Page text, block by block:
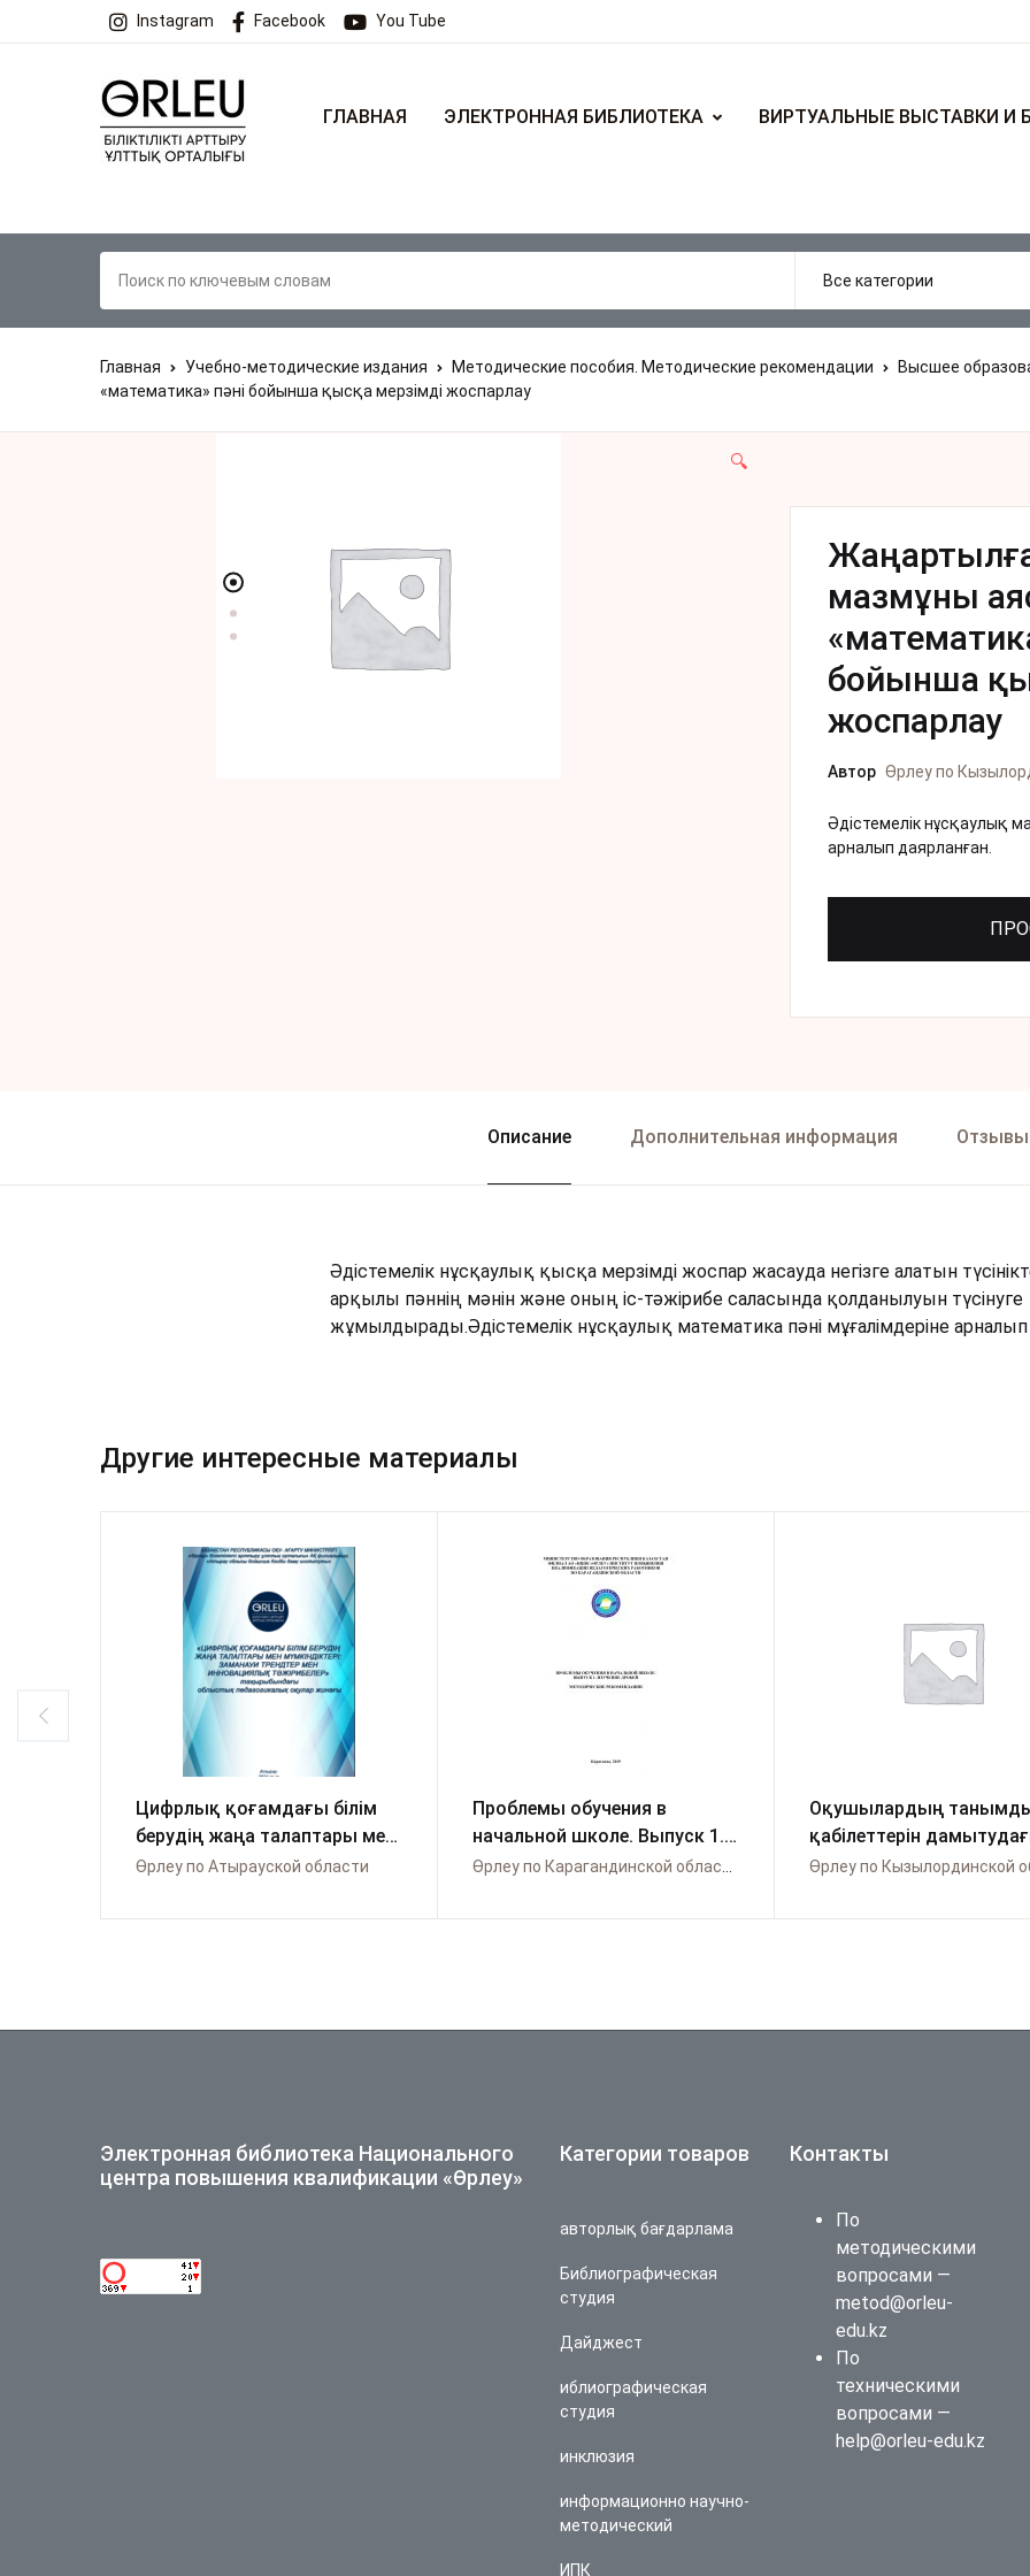
Instagram Facebook You Tube
ГЛАВНАЯ ЭЛЕКТРОННАЯ БИБЛИОТЕКА ВИРТУАЛЬНЫЕ ВЫСТАВКИ И
Главная Учебно-методические издания Методические пособия. Методические рекомендации Высшее
«математика» пәні бойынша қысқа мерзімді жоспарлау
🔍
мазмұны
бойынша
жоспарлау
Автор Өрлеу по
Әдістемелік нұсқаулық
арналып даярланған.
Описание Дополнительная информация Отзывы
Әдістемелік нұсқаулық қысқа мерзімді жоспар жасауда негізге алатын
арқылы пәннің мәнін және оның іс-тәжірибе саласында қолданылуын түсінуге
жұмылдырады.Әдістемелік нұсқаулық математика пәні мұғалімдеріне арналып
Другие интересные материалы
Цифрлық қоғамдағы білім
берудің жаңа талаптары мен
мүмкіндіктері: заманауи
Өрлеу по Атырауской области
Проблемы обучения в
начальной школе. Выпуск 1.
Изучение дробей
Оқушылардың
қабілеттерін
тапсырмалардың
Электронная библиотека Национального
центра повышения квалификации «Өрлеу»
Категории товаров
авторлық бағдарлама
Библиографическая
студия
Дайджест
иблиографическая
студия
инклюзия
информационно научно-
методический
ИПК
Контакты
По
методическими
вопросами —
metod@orleu-
edu.kz
По
техническими
вопросами —
help@orleu-edu.kz